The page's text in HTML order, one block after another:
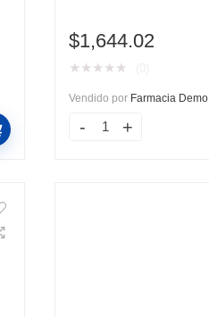
$1,644.02
★ ★ ★ ★ ★
Vendido por Farmacia Demo